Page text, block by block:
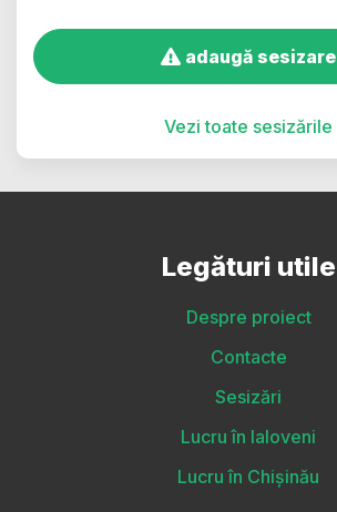
adaugă sesizare
Vezi toate sesizările
Legături utile
Despre proiect
Contacte
Sesizări
Lucru în Ialoveni
Lucru în Chișinău